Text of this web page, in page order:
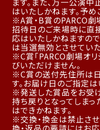
はいたしかねます。予め
A賞・B賞のPARCO劇
招待日のご来場時に直
応はいたしかねますの
は当選無効とさせていた
C賞「PARCO劇場オ
びいただけません。
C賞の送付先住所は
す。お届け日のご指定は
発送した賞品をお受
持ち戻りとなってしま
はできかねます。
交換・換金は禁止さ